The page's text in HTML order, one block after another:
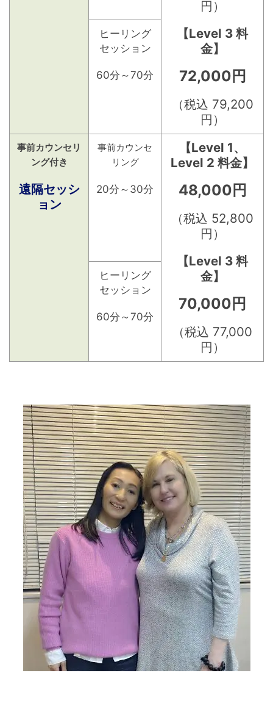
円）
【Level 3 料
金】
72,000円
（税込 79,200
円）
ヒーリング
セッション
60分～70分
事前カウンセリ
ング付き
遠隔セッシ
ョン
事前カウンセ
リング
20分～30分
【Level 1、
Level 2 料金】
48,000円
（税込 52,800
円）
【Level 3 料
金】
70,000円
（税込 77,000
円）
ヒーリング
セッション
60分～70分